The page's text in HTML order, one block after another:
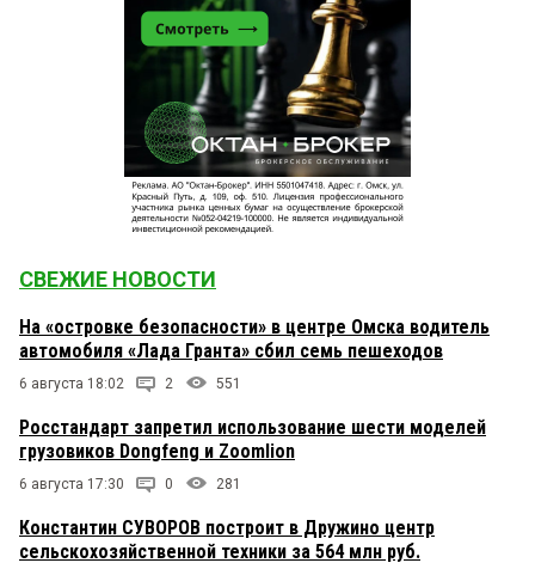
СВЕЖИЕ НОВОСТИ
На «островке безопасности» в центре Омска водитель
автомобиля «Лада Гранта» сбил семь пешеходов
6 августа 18:02 2 551
Росстандарт запретил использование шести моделей
грузовиков Dongfeng и Zoomlion
6 августа 17:30 0 281
Константин СУВОРОВ построит в Дружино центр
сельскохозяйственной техники за 564 млн руб.